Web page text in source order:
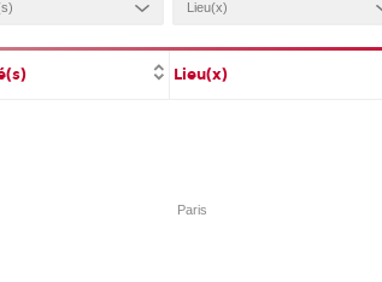
Lieu(x)
Paris